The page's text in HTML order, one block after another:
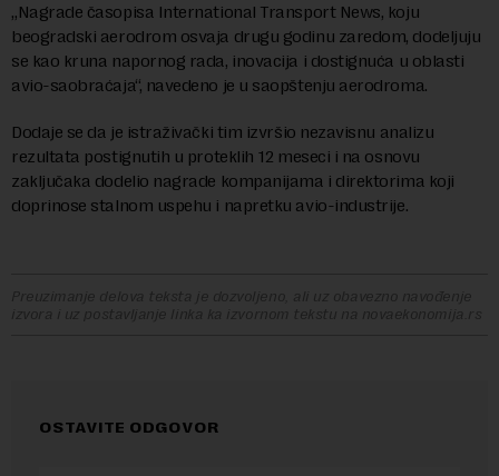
„Nagrade časopisa International Transport News, koju
beogradski aerodrom osvaja drugu godinu zaredom, dodeljuju
se kao kruna napornog rada, inovacija i dostignuća u oblasti
avio-saobraćaja“, navedeno je u saopštenju aerodroma.
Dodaje se da je istraživački tim izvršio nezavisnu analizu
rezultata postignutih u proteklih 12 meseci i na osnovu
zaključaka dodelio nagrade kompanijama i direktorima koji
doprinose stalnom uspehu i napretku avio-industrije.
Preuzimanje delova teksta je dozvoljeno, ali uz obavezno navođenje
izvora i uz postavljanje linka ka izvornom tekstu na novaekonomija.rs
OSTAVITE ODGOVOR